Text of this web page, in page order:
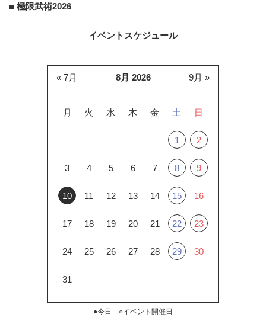
■ 極限武術2026
イベントスケジュール
8月 2026
月 火 水 木 金 土 日
1 2
3 4 5 6 7 8 9
10 11 12 13 14 15 16
17 18 19 20 21 22 23
24 25 26 27 28 29 30
31
« 7月 9月 »
●今日 ○イベント開催日